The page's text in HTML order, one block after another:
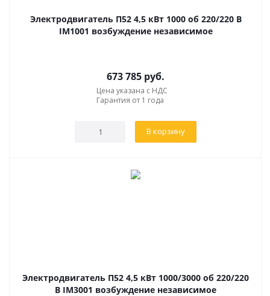
Электродвигатель П52 4,5 кВт 1000 об 220/220 В
IM1001 возбуждение независимое
673 785 руб.
Цена указана с НДС
Гарантия от 1 года
В корзину
Электродвигатель П52 4,5 кВт 1000/3000 об 220/220
В IM3001 возбуждение независимое